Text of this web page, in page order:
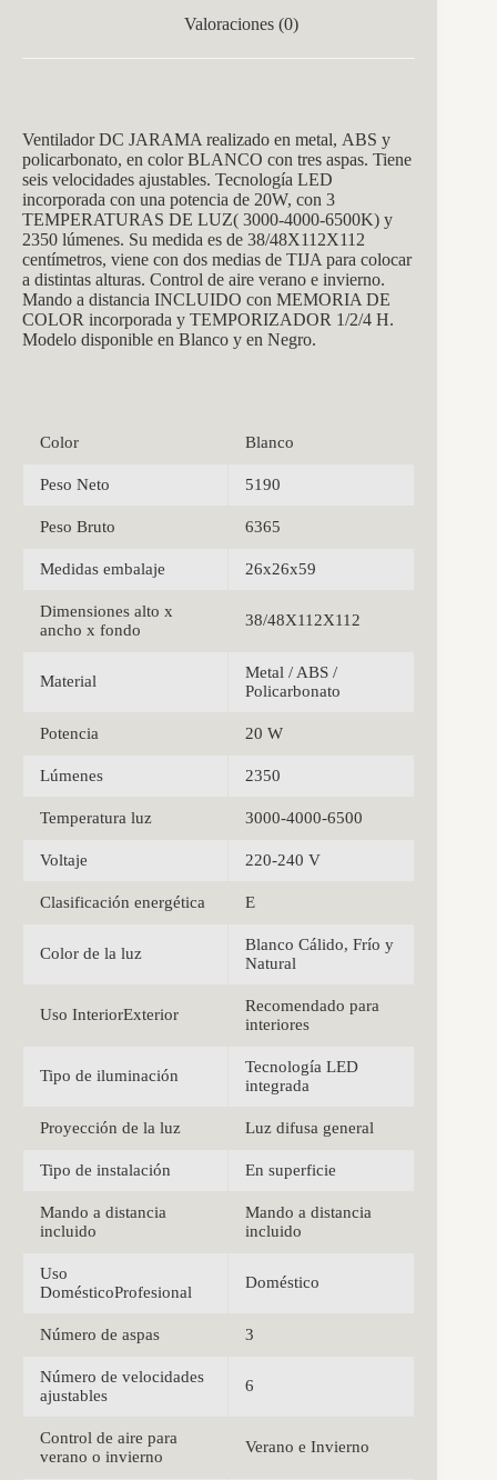
Valoraciones (0)
Ventilador DC JARAMA realizado en metal, ABS y
policarbonato, en color BLANCO con tres aspas. Tiene
seis velocidades ajustables. Tecnología LED
incorporada con una potencia de 20W, con 3
TEMPERATURAS DE LUZ( 3000-4000-6500K) y
2350 lúmenes. Su medida es de 38/48X112X112
centímetros, viene con dos medias de TIJA para colocar
a distintas alturas. Control de aire verano e invierno.
Mando a distancia INCLUIDO con MEMORIA DE
COLOR incorporada y TEMPORIZADOR 1/2/4 H.
Modelo disponible en Blanco y en Negro.
Color Blanco
Peso Neto 5190
Peso Bruto 6365
Medidas embalaje 26x26x59
Dimensiones alto x
ancho x fondo
38/48X112X112
Material
Metal / ABS /
Policarbonato
Potencia 20 W
Lúmenes 2350
Temperatura luz 3000-4000-6500
Voltaje 220-240 V
Clasificación energética E
Color de la luz
Blanco Cálido, Frío y
Natural
Uso InteriorExterior
Recomendado para
interiores
Tipo de iluminación
Tecnología LED
integrada
Proyección de la luz Luz difusa general
Tipo de instalación En superficie
Mando a distancia
incluido
Mando a distancia
incluido
Uso
DomésticoProfesional
Doméstico
Número de aspas 3
Número de velocidades
ajustables
6
Control de aire para
verano o invierno
Verano e Invierno